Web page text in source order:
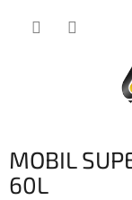
MOBIL
60L